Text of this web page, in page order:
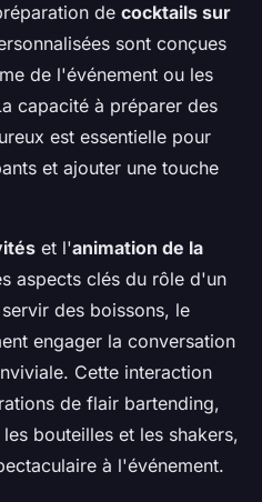
de cocktails sur
sont conçues
de l'événement ou les
capacité à préparer des
est essentielle pour
et ajouter une touche
et l'animation de la
aspects clés du rôle d'un
des boissons, le
engager la conversation
Cette interaction
de flair bartending,
bouteilles et les shakers,
à l'événement.